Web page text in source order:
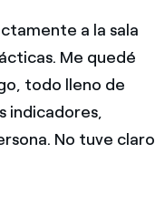
a la sala
Me quedé
todo lleno de
indicadores,
No tuve claro